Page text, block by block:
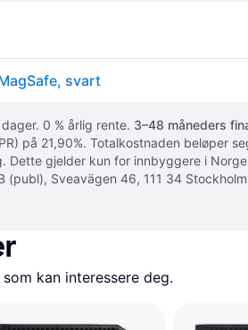
svart
0 % årlig rente. 3–48 måneders
på 21,90%. Totalkostnaden beløper
gjelder kun for innbyggere i
(publ), Sveavägen 46, 111 34
kan interessere deg.